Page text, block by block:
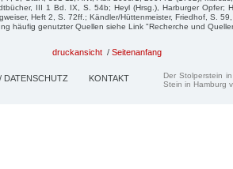
III 1 Bd. IX, S. 54b; Heyl (Hrsg.), Harburger Opfer;
Heft 2, S. 72ff.; Kändler/Hüttenmeister, Friedhof, S.
häufig genutzter Quellen siehe Link "Recherche und
druckansicht / Seitenanfang
DATENSCHUTZ KONTAKT
Der Stolperstein
Stein in Hamburg